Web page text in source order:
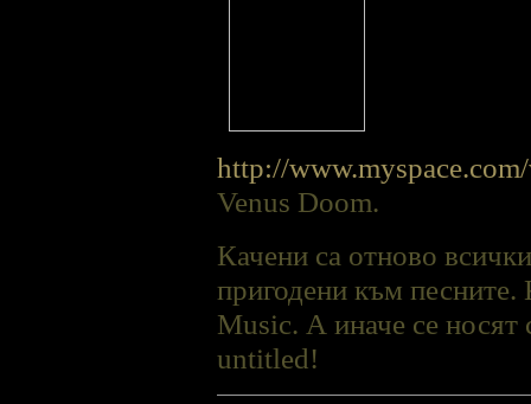
http://
Venus Doom.
Качени са отново
пригодени към
Music. А иначе се носят
untitled!